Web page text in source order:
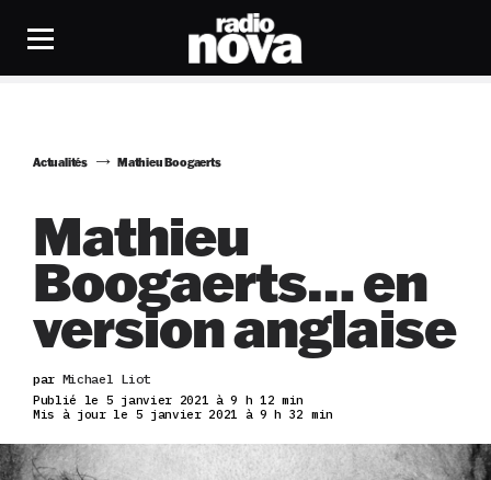
Actualités Mathieu Boogaerts
Mathieu
Boogaerts… en
version anglaise
par Michael Liot
Publié le 5 janvier 2021 à 9 h 12 min
Mis à jour le 5 janvier 2021 à 9 h 32 min